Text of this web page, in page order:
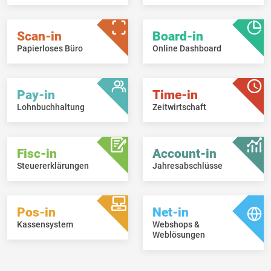
Scan-in
Papierloses Büro
Board-in
Online Dashboard
Pay-in
Lohnbuchhaltung
Time-in
Zeitwirtschaft
Fisc-in
Steuererklärungen
Account-in
Jahresabschlüsse
Pos-in
Kassensystem
Net-in
Webshops &
Weblösungen